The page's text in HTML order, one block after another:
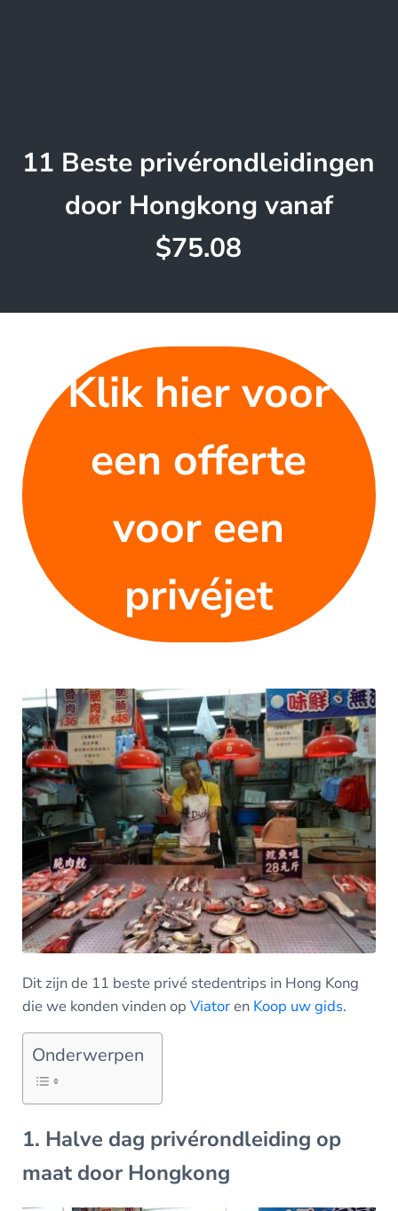
11 Beste privérondleidingen
door Hongkong vanaf
$75.08
Klik hier voor
een offerte
voor een
privéjet
Dit zijn de 11 beste privé stedentrips in Hong Kong
die we konden vinden op Viatoren Koop uw gids.
Onderwerpen
1. Halve dag privérondleiding op
maat door Hongkong